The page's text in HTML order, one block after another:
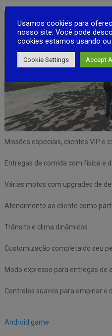
Missões especiais, clientes VIP e
Entregas de comida com física e
Várias motos com upgrades de
Atendimento ao cliente como
Trânsito e clima dinâmicos
Customização completa do seu
Modo expresso para entregas de
Controles suaves para empinar e
Android game
Usamos cookies para
nosso site. Você pode
cookies estamos usando ou
Cookie Settings Accept